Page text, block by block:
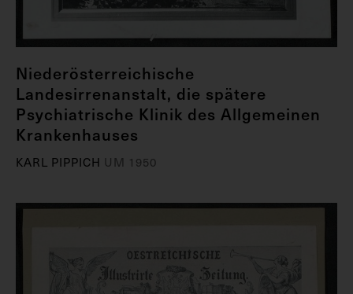
Niederösterreichische
Landesirrenanstalt, die spätere
Psychiatrische Klinik des Allgemeinen
Krankenhauses
KARL PIPPICH UM 1950